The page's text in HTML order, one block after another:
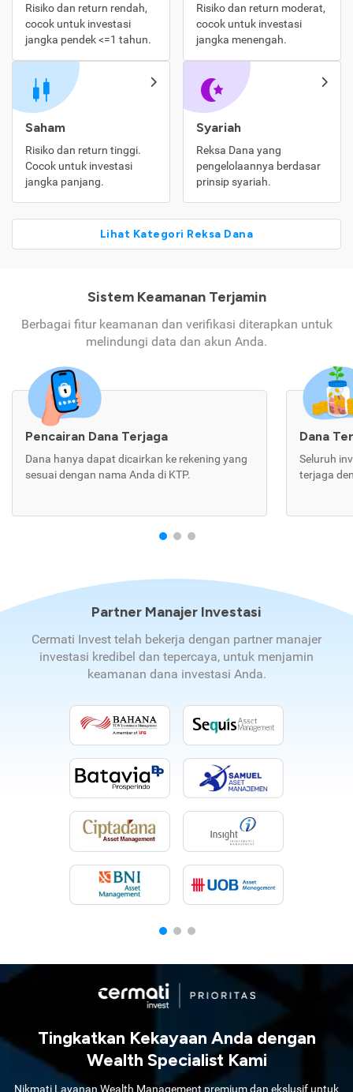
Risiko dan return rendah,
cocok untuk investasi
jangka pendek <=1 tahun.
Risiko dan return moderat,
cocok untuk investasi
jangka menengah.
Saham
Risiko dan return tinggi.
Cocok untuk investasi
jangka panjang.
Syariah
Reksa Dana yang
pengelolaannya berdasar
prinsip syariah.
Lihat Kategori Reksa Dana
Sistem Keamanan Terjamin
Berbagai fitur keamanan dan verifikasi diterapkan untuk
melindungi data dan akun Anda.
Pencairan Dana Terjaga
Dana hanya dapat dicairkan ke rekening yang
sesuai dengan nama Anda di KTP.
Dana
Seluruh
terjaga
Partner Manajer Investasi
Cermati Invest telah bekerja dengan partner manajer
investasi kredibel dan tepercaya, untuk menjamin
keamanan dana investasi Anda.
Tingkatkan Kekayaan Anda dengan
Wealth Specialist Kami
Nikmati Layanan Wealth Management premium dan ekslusif untuk